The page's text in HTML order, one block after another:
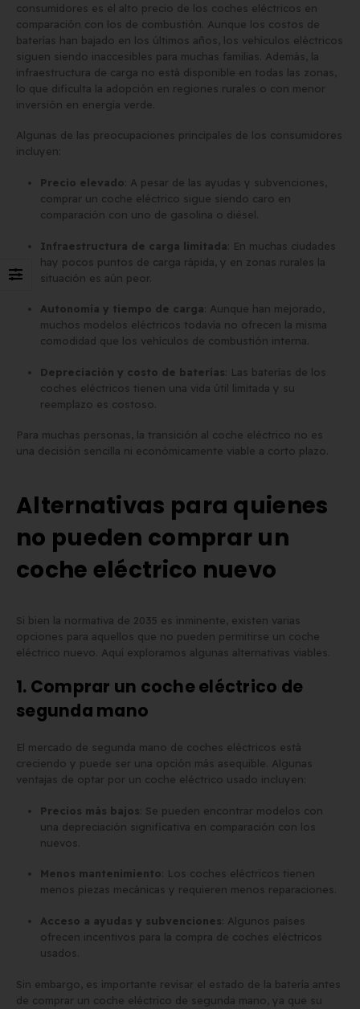
consumidores es el alto precio de los coches eléctricos en
comparación con los de combustión. Aunque los costos de
baterías han bajado en los últimos años, los vehículos eléctricos
siguen siendo inaccesibles para muchas familias. Además, la
infraestructura de carga no está disponible en todas las zonas,
lo que dificulta la adopción en regiones rurales o con menor
inversión en energía verde.
Algunas de las preocupaciones principales de los consumidores
incluyen:
Precio elevado : A pesar de las ayudas y subvenciones,
comprar un coche eléctrico sigue siendo caro en
comparación con uno de gasolina o diésel.
Infraestructura de carga limitada : En muchas ciudades
hay pocos puntos de carga rápida, y en zonas rurales la
situación es aún peor.
Autonomía y tiempo de carga : Aunque han mejorado,
muchos modelos eléctricos todavía no ofrecen la misma
comodidad que los vehículos de combustión interna.
Depreciación y costo de baterías : Las baterías de los
coches eléctricos tienen una vida útil limitada y su
reemplazo es costoso.
Para muchas personas, la transición al coche eléctrico no es
una decisión sencilla ni económicamente viable a corto plazo.
Alternativas para quienes
no pueden comprar un
coche eléctrico nuevo
Si bien la normativa de 2035 es inminente, existen varias
opciones para aquellos que no pueden permitirse un coche
eléctrico nuevo. Aquí exploramos algunas alternativas viables.
1. Comprar un coche eléctrico de
segunda mano
El mercado de segunda mano de coches eléctricos está
creciendo y puede ser una opción más asequible. Algunas
ventajas de optar por un coche eléctrico usado incluyen:
Precios más bajos : Se pueden encontrar modelos con
una depreciación significativa en comparación con los
nuevos.
Menos mantenimiento : Los coches eléctricos tienen
menos piezas mecánicas y requieren menos reparaciones.
Acceso a ayudas y subvenciones : Algunos países
ofrecen incentivos para la compra de coches eléctricos
usados.
Sin embargo, es importante revisar el estado de la batería antes
de comprar un coche eléctrico de segunda mano, ya que su